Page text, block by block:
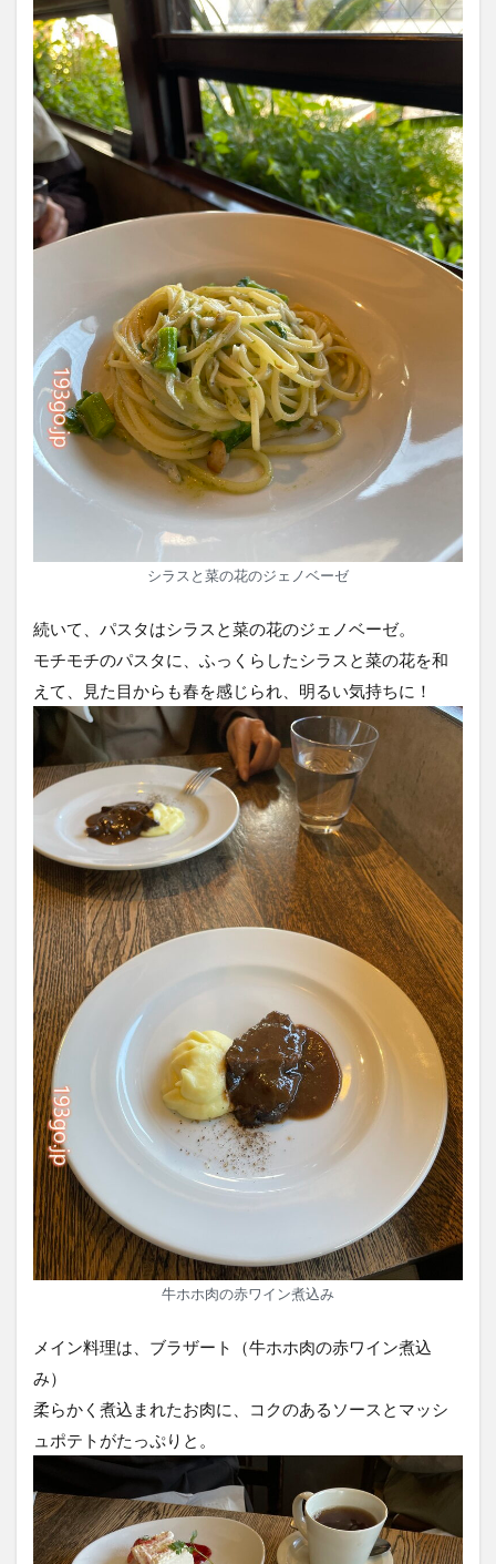
シラスと菜の花のジェノベーゼ
続いて、パスタはシラスと菜の花のジェノベーゼ。
モチモチのパスタに、ふっくらしたシラスと菜の花を和
えて、見た目からも春を感じられ、明るい気持ちに！
牛ホホ肉の赤ワイン煮込み
メイン料理は、ブラザート（牛ホホ肉の赤ワイン煮込
み）
柔らかく煮込まれたお肉に、コクのあるソースとマッシ
ュポテトがたっぷりと。